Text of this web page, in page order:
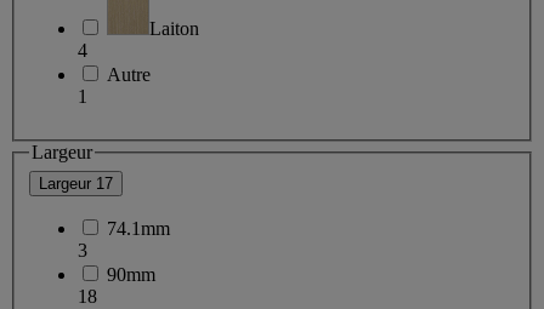
Laiton
4
Autre
1
Largeur
Largeur 17
74.1mm
3
90mm
18